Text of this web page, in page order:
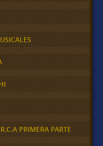
PRIMERA PARTE